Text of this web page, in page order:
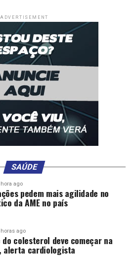
ADVERTISEMENT
SAÚDE
hora ago
pedem mais agilidade no
da AME no país
horas ago
do colesterol deve começar na
alerta cardiologista